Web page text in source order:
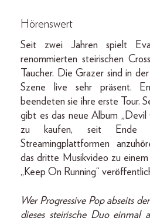
Hörenswert
Seit zwei Jahren spielt
renommierten steirischen
Taucher. Die Grazer sind in
Szene live sehr präsent.
beendeten sie ihre erste Tour.
gibt es das neue Album
zu kaufen, seit Ende
Streamingplattformen
das dritte Musikvideo zu
„Keep On Running“
Wer Progressive Pop abseits
dieses steirische Duo einmal